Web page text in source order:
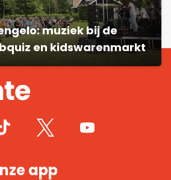
muziek bij de
en kidswarenmarkt
app